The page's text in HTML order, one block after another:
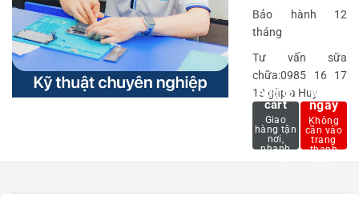
Bảo hành 12
tháng
Tư vấn sữa
chữa:0985 16 17
18 gặp a Huy
Add to
cart
Mua
ngay